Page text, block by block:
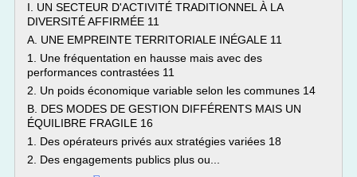
I. UN SECTEUR D'ACTIVITÉ TRADITIONNEL À LA
DIVERSITÉ AFFIRMÉE 11
A. UNE EMPREINTE TERRITORIALE INÉGALE 11
1. Une fréquentation en hausse mais avec des
performances contrastées 11
2. Un poids économique variable selon les communes 14
B. DES MODES DE GESTION DIFFÉRENTS MAIS UN
ÉQUILIBRE FRAGILE 16
1. Des opérateurs privés aux stratégies variées 18
2. Des engagements publics plus ou...